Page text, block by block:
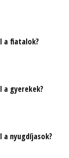
a fiatalok?
gyerekek?
nyugdíjasok?